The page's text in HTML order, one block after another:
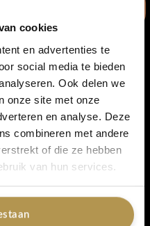
cookies
en advertenties te
social media te bieden
Ook delen we
onze site met onze
en analyse. Deze
combineren met andere
of die ze hebben
van hun services.
een volledige dekking en zijn
kleuren.
vloeibare lippenstift
te brengen en droogt op
te brengen en geen
omdat dit de